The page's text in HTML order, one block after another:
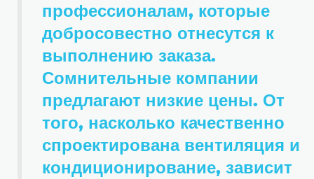
профессионалам, которые
добросовестно отнесутся к
выполнению заказа.
Сомнительные компании
предлагают низкие цены. От
того, насколько качественно
спроектирована вентиляция и
кондиционирование, зависит